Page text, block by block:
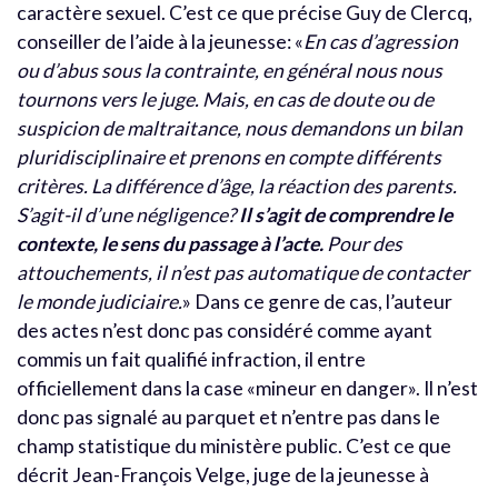
caractère sexuel. C’est ce que précise Guy de Clercq,
conseiller de l’aide à la jeunesse: «En cas d’agression
ou d’abus sous la contrainte, en général nous nous
tournons vers le juge. Mais, en cas de doute ou de
suspicion de maltraitance, nous demandons un bilan
pluridisciplinaire et prenons en compte différents
critères. La différence d’âge, la réaction des parents.
S’agit-il d’une négligence?Il s’agit de comprendre le
contexte, le sens du passage à l’acte.Pour des
attouchements, il n’est pas automatique de contacter
le monde judiciaire.» Dans ce genre de cas, l’auteur
des actes n’est donc pas considéré comme ayant
commis un fait qualifié infraction, il entre
officiellement dans la case «mineur en danger». Il n’est
donc pas signalé au parquet et n’entre pas dans le
champ statistique du ministère public. C’est ce que
décrit Jean-François Velge, juge de la jeunesse à